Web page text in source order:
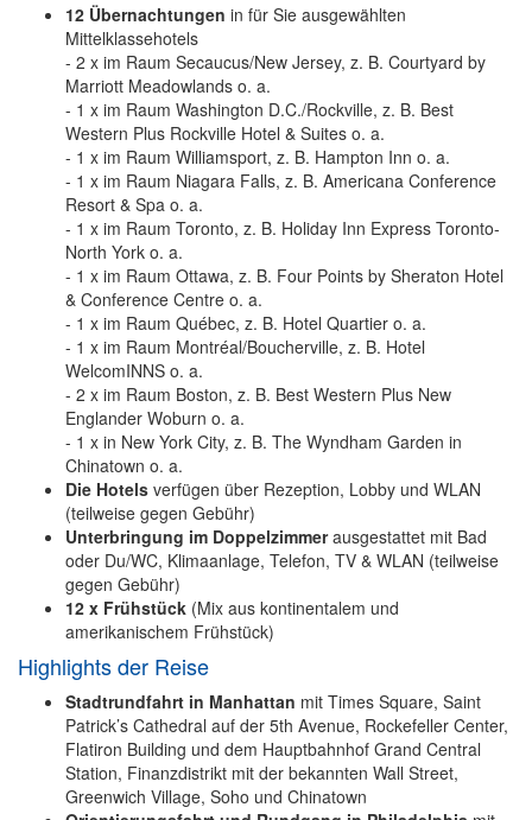
12 Übernachtungen in für Sie ausgewählten
Mittelklassehotels
- 2 x im Raum Secaucus/New Jersey, z. B. Courtyard by
Marriott Meadowlands o. a.
- 1 x im Raum Washington D.C./Rockville, z. B. Best
Western Plus Rockville Hotel & Suites o. a.
- 1 x im Raum Williamsport, z. B. Hampton Inn o. a.
- 1 x im Raum Niagara Falls, z. B. Americana Conference
Resort & Spa o. a.
- 1 x im Raum Toronto, z. B. Holiday Inn Express Toronto-
North York o. a.
- 1 x im Raum Ottawa, z. B. Four Points by Sheraton Hotel
& Conference Centre o. a.
- 1 x im Raum Québec, z. B. Hotel Quartier o. a.
- 1 x im Raum Montréal/Boucherville, z. B. Hotel
WelcomINNS o. a.
- 2 x im Raum Boston, z. B. Best Western Plus New
Englander Woburn o. a.
- 1 x in New York City, z. B. The Wyndham Garden in
Chinatown o. a.
Die Hotels verfügen über Rezeption, Lobby und WLAN
(teilweise gegen Gebühr)
Unterbringung im Doppelzimmerausgestattet mit Bad
oder Du/WC, Klimaanlage, Telefon, TV & WLAN (teilweise
gegen Gebühr)
12 x Frühstück (Mix aus kontinentalem und
amerikanischem Frühstück)
Highlights der Reise
Stadtrundfahrt in Manhattan mit Times Square, Saint
Patrick’s Cathedral auf der 5th Avenue, Rockefeller Center,
Flatiron Building und dem Hauptbahnhof Grand Central
Station, Finanzdistrikt mit der bekannten Wall Street,
Greenwich Village, Soho und Chinatown